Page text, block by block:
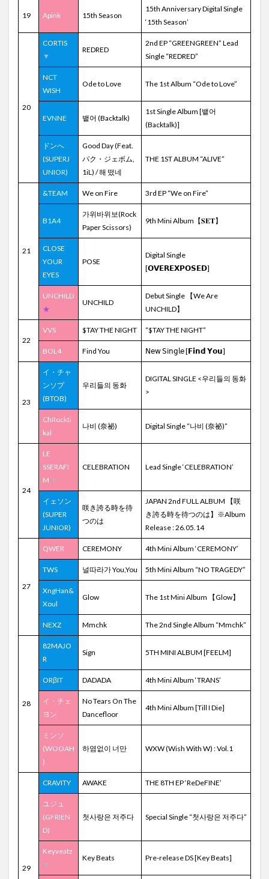
19 Apink 15th Season
15th Anniversary Digital Single
‘15th Season’
20
CORTIS
▼
REDRED
2nd EP “GREENGREEN” Lead
Single “REDRED”
NCT
WISH
Ode to Love The 1st Album “Ode to Love”
EVNNE 뱉어 (Backtalk)
1st Single Album [뱉어
(Backtalk)]
ドンへ
(SUPERJ
UNIOR)
Good Day (Feat.
パク・ジェボム,
1iL) / 해 떴네
THE 1ST ALBUM “ALIVE”
21
&TEAM We on Fire 3rd EP “We on Fire”
B1A4
가위바위보(Rock
Paper Scissors)
9th Mini Album【𝐒𝐄𝐓】
CLOSE
YOUR
EYES
POSE
Digital Single
[𝗢𝗩𝗘𝗥𝗘𝗫𝗣𝗢𝗦𝗘𝗗]
UNCHILD
★
UNCHILD
Debut Single 【We Are
UNCHILD】
22
VVS $TAY THE NIGHT “$TAY THE NIGHT”
BOL4 Find You 𝖭𝖾𝗐 𝖲𝗂𝗇𝗀𝗅𝖾 [𝗙𝗶𝗻𝗱 𝗬𝗼𝘂]
23
イ・チャ
ンソプ
(BTOB)
우리들의 동화
DIGITAL SINGLE <우리들의 동화
>
ChRockti
kal
나비 (奈祕) Digital Single “나비 (奈祕)”
24
LE
SSERAFI
M ▼
CELEBRATION Lead Single ‘CELEBRATION’
イェソン
(SUPER
JUNIOR)
咲き誇る時を待
つのは
JAPAN 2nd FULL ALBUM 【咲
き誇る時を待つのは】※Album
Release : 26.05.14
27
QWER CEREMONY 4th Mini Album ‘CEREMONY’
TWS 널따라가 You,You 5th Mini Album “NO TRAGEDY”
XngHan&
Xoul
Glow The 1st Mini Album 【Glow】
NEXZ Mmchk The 2nd Single Album “Mmchk”
28
82MAJO
R
Sign 5TH MINI ALBUM [FEELM]
ORβIT DADADA 4th Mini Album ‘TRANS’
イ・チェ
ヨン
No Tears On The
Dancefloor
4th Mini Album [Till I Die]
ミンソ
(WOOAH
)
하염없이 너만 WXW (Wish With W) : Vol.1
29
CRAVITY AWAKE THE 8TH EP ‘ReDeFINE’
ユジュ
(GFRIEN
D)
첫사랑은 저주다 Special Single “첫사랑은 저주다”
Keyveatz
▼
Key Beats Pre-release DS [Key Beats]